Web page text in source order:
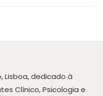
Lisboa, dedicado à
Clínico, Psicologia e